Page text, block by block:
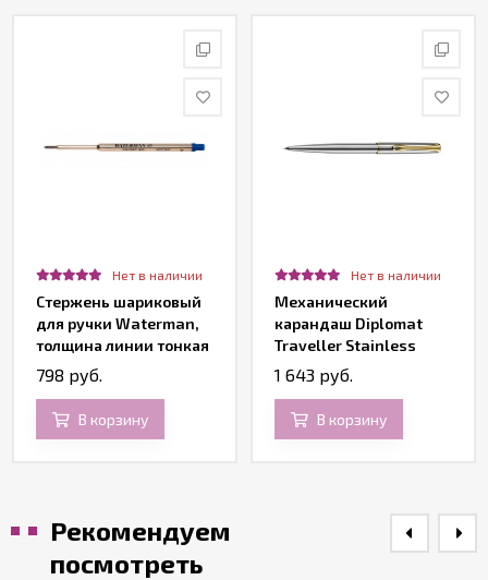
Нет в наличии
Стержень шариковый
для ручки Waterman,
толщина линии тонкая
(F), цвет синий
798 руб.
В корзину
Нет в наличии
Механический
карандаш Diplomat
Traveller Stainless
Steel Gold
1 643 руб.
В корзину
Рекомендуем
посмотреть